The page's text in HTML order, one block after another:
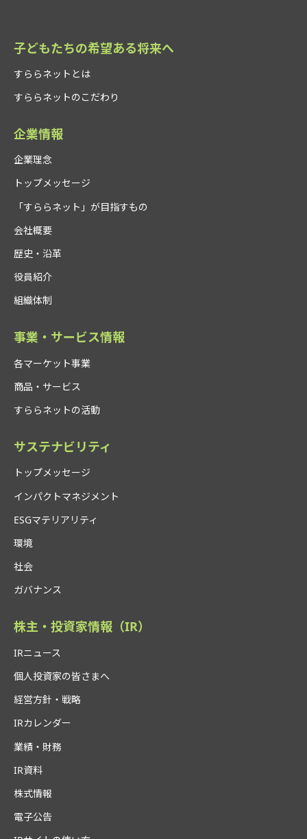
子どもたちの希望ある将来へ
すららネットとは
すららネットのこだわり
企業情報
企業理念
トップメッセージ
「すららネット」が目指すもの
会社概要
歴史・沿革
役員紹介
組織体制
事業・サービス情報
各マーケット事業
商品・サービス
すららネットの活動
サステナビリティ
トップメッセージ
インパクトマネジメント
ESGマテリアリティ
環境
社会
ガバナンス
株主・投資家情報（IR）
IRニュース
個人投資家の皆さまへ
経営方針・戦略
IRカレンダー
業績・財務
IR資料
株式情報
電子公告